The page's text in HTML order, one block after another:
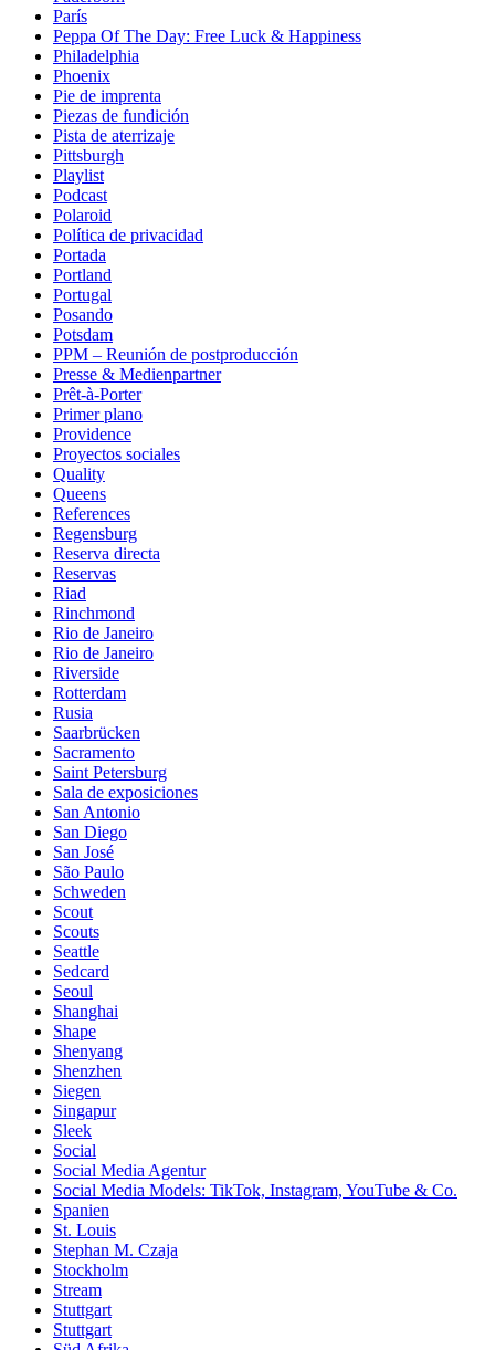
París
Peppa Of The Day: Free Luck & Happiness
Philadelphia
Phoenix
Pie de imprenta
Piezas de fundición
Pista de aterrizaje
Pittsburgh
Playlist
Podcast
Polaroid
Política de privacidad
Portada
Portland
Portugal
Posando
Potsdam
PPM – Reunión de postproducción
Presse & Medienpartner
Prêt-à-Porter
Primer plano
Providence
Proyectos sociales
Quality
Queens
References
Regensburg
Reserva directa
Reservas
Riad
Rinchmond
Rio de Janeiro
Rio de Janeiro
Riverside
Rotterdam
Rusia
Saarbrücken
Sacramento
Saint Petersburg
Sala de exposiciones
San Antonio
San Diego
San José
São Paulo
Schweden
Scout
Scouts
Seattle
Sedcard
Seoul
Shanghai
Shape
Shenyang
Shenzhen
Siegen
Singapur
Sleek
Social
Social Media Agentur
Social Media Models: TikTok, Instagram, YouTube & Co.
Spanien
St. Louis
Stephan M. Czaja
Stockholm
Stream
Stuttgart
Stuttgart